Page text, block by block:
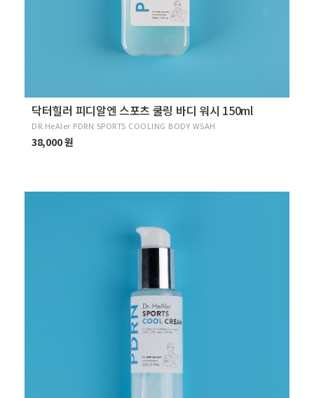
닥터힐러 피디알엔 스포츠 쿨링 바디 워시 150ml
DR.HeAler PDRN SPORTS COOLING BODY WSAH
38,000 원